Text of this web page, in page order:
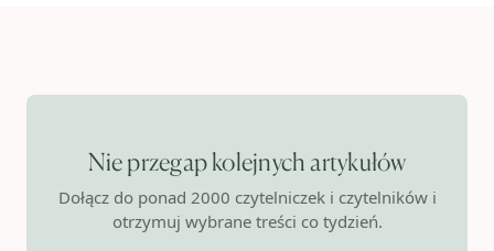
Nie przegap kolejnych artykułów
Dołącz do ponad 2000 czytelniczek i czytelników i
otrzymuj wybrane treści co tydzień.